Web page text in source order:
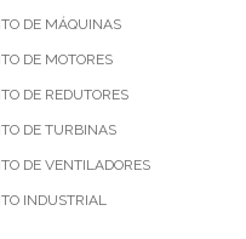
DE MÁQUINAS
DE MOTORES
DE REDUTORES
DE TURBINAS
DE VENTILADORES
INDUSTRIAL